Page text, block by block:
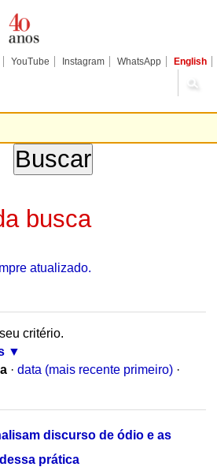
YouTube Instagram WhatsApp English
busca
atualizado.
critério.
· data (mais recente primeiro) ·
discurso de ódio e as
prática